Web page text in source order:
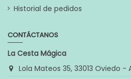
Historial de pedidos
CONTÁCTANOS
La Cesta Mágica
Lola Mateos 35, 33013 Oviedo -